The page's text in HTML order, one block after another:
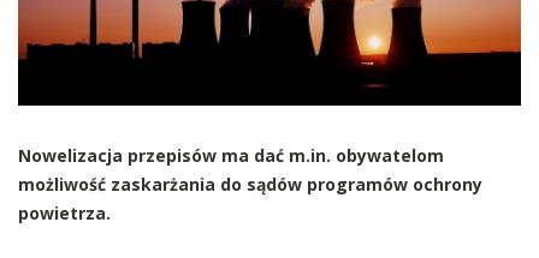
Nowelizacja przepisów ma dać m.in. obywatelom
możliwość zaskarżania do sądów programów ochrony
powietrza.